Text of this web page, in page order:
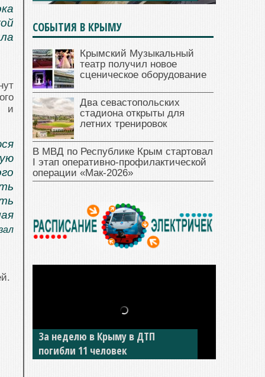
и
СОБЫТИЯ В КРЫМУ
Крымский Музыкальный
театр получил новое
сценическое оборудование
Два севастопольских
стадиона открыты для
летних тренировок
В МВД по Республике Крым стартовал
I этап оперативно‑профилактической
операции «Мак‑2026»
За неделю в Крыму в ДТП
погибли 11 человек
В Джанкое водитель ВАЗа сбил
двух детей на «зебре»